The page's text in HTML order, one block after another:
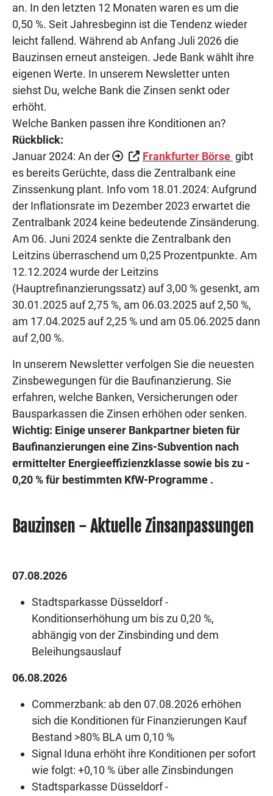
an. In den letzten 12 Monaten waren es um die
0,50 %. Seit Jahresbeginn ist die Tendenz wieder
leicht fallend. Während ab Anfang Juli 2026 die
Bauzinsen erneut ansteigen. Jede Bank wählt ihre
eigenen Werte. In unserem Newsletter unten
siehst Du, welche Bank die Zinsen senkt oder
erhöht.
Welche Banken passen ihre Konditionen an?
Rückblick:
Januar 2024: An der
Frankfurter Börse gibt
es bereits Gerüchte, dass die Zentralbank eine
Zinssenkung plant. Info vom 18.01.2024: Aufgrund
der Inflationsrate im Dezember 2023 erwartet die
Zentralbank 2024 keine bedeutende Zinsänderung.
Am 06. Juni 2024 senkte die Zentralbank den
Leitzins überraschend um 0,25 Prozentpunkte. Am
12.12.2024 wurde der Leitzins
(Hauptrefinanzierungssatz) auf 3,00 % gesenkt, am
30.01.2025 auf 2,75 %, am 06.03.2025 auf 2,50 %,
am 17.04.2025 auf 2,25 % und am 05.06.2025 dann
auf 2,00 %.
In unserem Newsletter verfolgen Sie die neuesten
Zinsbewegungen für die Baufinanzierung. Sie
erfahren, welche Banken, Versicherungen oder
Bausparkassen die Zinsen erhöhen oder senken.
Wichtig: Einige unserer Bankpartner bieten für
Baufinanzierungen eine Zins-Subvention nach
ermittelter Energieeffizienzklasse sowie bis zu -
0,20 % für bestimmten KfW-Programme .
Bauzinsen - Aktuelle Zinsanpassungen
07.08.2026
Stadtsparkasse Düsseldorf -
Konditionserhöhung um bis zu 0,20 %,
abhängig von der Zinsbinding und dem
Beleihungsauslauf
06.08.2026
Commerzbank: ab den 07.08.2026 erhöhen
sich die Konditionen für Finanzierungen Kauf
Bestand >80% BLA um 0,10 %
Signal Iduna erhöht ihre Konditionen per sofort
wie folgt: +0,10 % über alle Zinsbindungen
Stadtsparkasse Düsseldorf -